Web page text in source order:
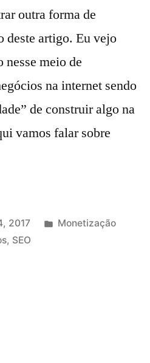
outra forma de
deste artigo. Eu vejo
nesse meio de
na internet sendo
de construir algo na
vamos falar sobre
2017
Posted
Monetização
, SEO